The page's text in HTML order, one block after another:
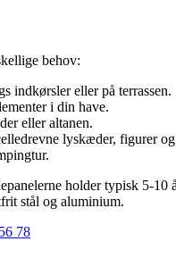
behov:
indkørsler eller på terrassen.
i din have.
eller altanen.
lyskæder, figurer og
holder typisk 5-
stål og aluminium.
78